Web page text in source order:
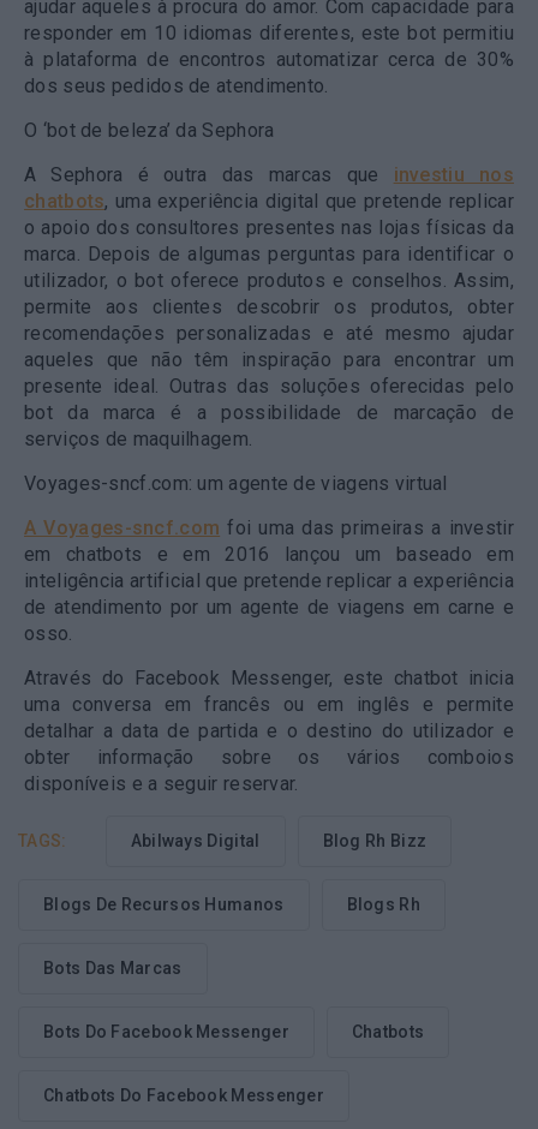
ajudar aqueles à procura do amor. Com capacidade para
responder em 10 idiomas diferentes, este bot permitiu
à plataforma de encontros automatizar cerca de 30%
dos seus pedidos de atendimento.
O ‘bot de beleza’ da Sephora
A Sephora é outra das marcas que investiu nos
chatbots, uma experiência digital que pretende replicar
o apoio dos consultores presentes nas lojas físicas da
marca. Depois de algumas perguntas para identificar o
utilizador, o bot oferece produtos e conselhos. Assim,
permite aos clientes descobrir os produtos, obter
recomendações personalizadas e até mesmo ajudar
aqueles que não têm inspiração para encontrar um
presente ideal. Outras das soluções oferecidas pelo
bot da marca é a possibilidade de marcação de
serviços de maquilhagem.
Voyages-sncf.com: um agente de viagens virtual
A Voyages-sncf.com foi uma das primeiras a investir
em chatbots e em 2016 lançou um baseado em
inteligência artificial que pretende replicar a experiência
de atendimento por um agente de viagens em carne e
osso.
Através do Facebook Messenger, este chatbot inicia
uma conversa em francês ou em inglês e permite
detalhar a data de partida e o destino do utilizador e
obter informação sobre os vários comboios
disponíveis e a seguir reservar.
TAGS: Abilways Digital Blog Rh Bizz
Blogs De Recursos Humanos Blogs Rh
Bots Das Marcas
Bots Do Facebook Messenger Chatbots
Chatbots Do Facebook Messenger